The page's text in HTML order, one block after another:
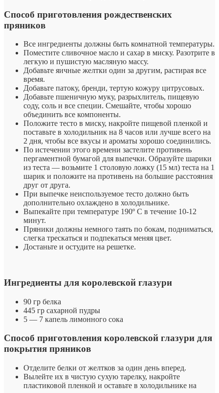
Способ приготовления рождественских
пряников
Все ингредиенты должны быть комнатной температуры.
Поместите сливочное масло и сахар в миску. Разотрите в
легкую и пушистую масляную массу.
Добавьте яичные желтки один за другим, растирая все
время.
Добавьте патоку, бренди, тертую кожуру цитрусовых.
Добавьте пшеничную муку, разрыхлитель, пищевую
соду, соль и все специи. Смешайте, чтобы хорошо
объединить все компоненты.
Положите тесто в миску, накройте пищевой пленкой и
поставьте в холодильник на 8 часов или лучше всего на
2 дня, чтобы все вкусы и ароматы хорошо соединились.
По истечении этого времени застелите противень
пергаментной бумагой для выпечки. Образуйте шарики
из теста — возьмите 1 столовую ложку (15 мл) теста на 1
шарик и положите на противень на большие расстояния
друг от друга.
При выпечке неиспользуемое тесто должно быть
дополнительно охлаждено в холодильнике.
Выпекайте при температуре 190º C в течение 10-12
минут.
Пряники должны немного таять по бокам, подниматься,
слегка трескаться и подпекаться меняя цвет.
Достаньте и остудите на решетке.
Ингредиенты для королевской глазури
90 гр белка
445 гр сахарной пудры
5 — 7 капель лимонного сока
Способ приготовления королевской глазури для
покрытия пряников
Отделите белки от желтков за один день вперед.
Вылейте их в чистую сухую тарелку, накройте
пластиковой пленкой и оставьте в холодильнике на